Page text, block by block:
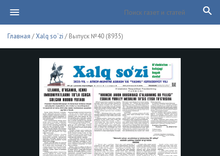
Главная /Xalq so`zi / Выпуск №40 (8935)